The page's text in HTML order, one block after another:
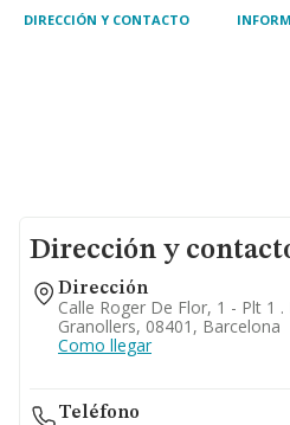
DIRECCIÓN Y CONTACTO
Dirección y
Dirección
Calle Roger De Flor, 1 - Plt 1 .
Granollers, 08401, Barcelona
Como llegar
Teléfono